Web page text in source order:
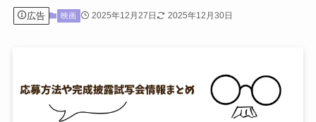
広告 映画 2025年12月27日 2025年12月30日